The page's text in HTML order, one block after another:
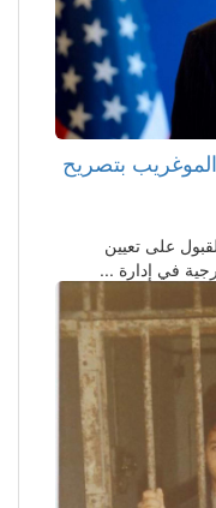
بتصريح
على تعيين
في إدارة ...